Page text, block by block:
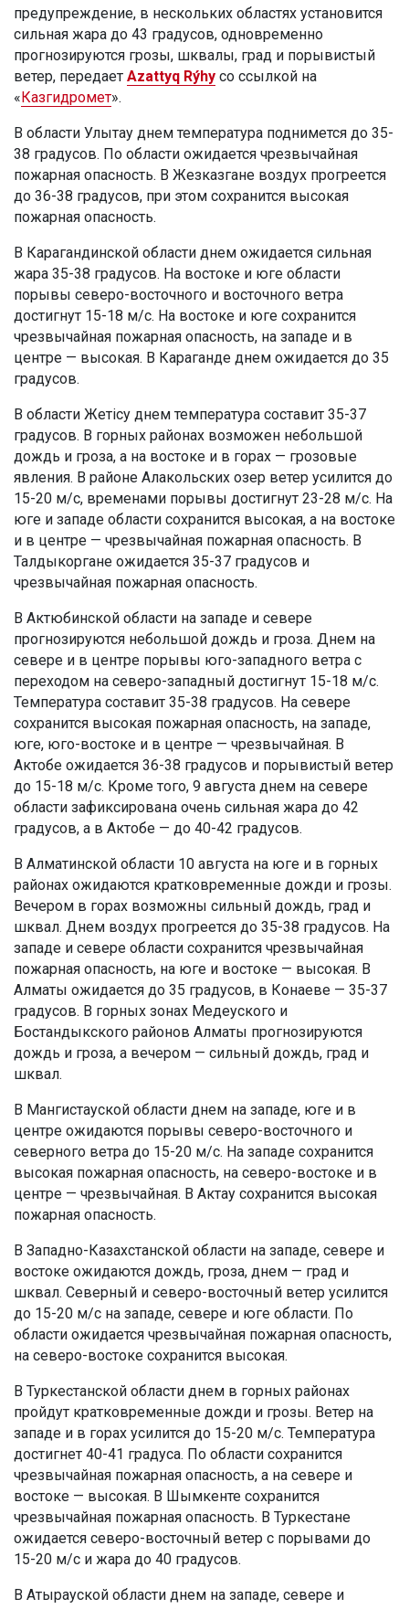
предупреждение, в нескольких областях установится
сильная жара до 43 градусов, одновременно
прогнозируются грозы, шквалы, град и порывистый
ветер, передает Azattyq Rýhy со ссылкой на
«Казгидромет».
В области Улытау днем температура поднимется до 35-
38 градусов. По области ожидается чрезвычайная
пожарная опасность. В Жезказгане воздух прогреется
до 36-38 градусов, при этом сохранится высокая
пожарная опасность.
В Карагандинской области днем ожидается сильная
жара 35-38 градусов. На востоке и юге области
порывы северо-восточного и восточного ветра
достигнут 15-18 м/с. На востоке и юге сохранится
чрезвычайная пожарная опасность, на западе и в
центре — высокая. В Караганде днем ожидается до 35
градусов.
В области Жетісу днем температура составит 35-37
градусов. В горных районах возможен небольшой
дождь и гроза, а на востоке и в горах — грозовые
явления. В районе Алакольских озер ветер усилится до
15-20 м/с, временами порывы достигнут 23-28 м/с. На
юге и западе области сохранится высокая, а на востоке
и в центре — чрезвычайная пожарная опасность. В
Талдыкоргане ожидается 35-37 градусов и
чрезвычайная пожарная опасность.
В Актюбинской области на западе и севере
прогнозируются небольшой дождь и гроза. Днем на
севере и в центре порывы юго-западного ветра с
переходом на северо-западный достигнут 15-18 м/с.
Температура составит 35-38 градусов. На севере
сохранится высокая пожарная опасность, на западе,
юге, юго-востоке и в центре — чрезвычайная. В
Актобе ожидается 36-38 градусов и порывистый ветер
до 15-18 м/с. Кроме того, 9 августа днем на севере
области зафиксирована очень сильная жара до 42
градусов, а в Актобе — до 40-42 градусов.
В Алматинской области 10 августа на юге и в горных
районах ожидаются кратковременные дожди и грозы.
Вечером в горах возможны сильный дождь, град и
шквал. Днем воздух прогреется до 35-38 градусов. На
западе и севере области сохранится чрезвычайная
пожарная опасность, на юге и востоке — высокая. В
Алматы ожидается до 35 градусов, в Конаеве — 35-37
градусов. В горных зонах Медеуского и
Бостандыкского районов Алматы прогнозируются
дождь и гроза, а вечером — сильный дождь, град и
шквал.
В Мангистауской области днем на западе, юге и в
центре ожидаются порывы северо-восточного и
северного ветра до 15-20 м/с. На западе сохранится
высокая пожарная опасность, на северо-востоке и в
центре — чрезвычайная. В Актау сохранится высокая
пожарная опасность.
В Западно-Казахстанской области на западе, севере и
востоке ожидаются дождь, гроза, днем — град и
шквал. Северный и северо-восточный ветер усилится
до 15-20 м/с на западе, севере и юге области. По
области ожидается чрезвычайная пожарная опасность,
на северо-востоке сохранится высокая.
В Туркестанской области днем в горных районах
пройдут кратковременные дожди и грозы. Ветер на
западе и в горах усилится до 15-20 м/с. Температура
достигнет 40-41 градуса. По области сохранится
чрезвычайная пожарная опасность, а на севере и
востоке — высокая. В Шымкенте сохранится
чрезвычайная пожарная опасность. В Туркестане
ожидается северо-восточный ветер с порывами до
15-20 м/с и жара до 40 градусов.
В Атырауской области днем на западе, севере и